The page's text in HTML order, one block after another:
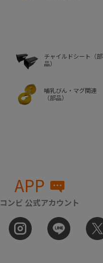
チャイルドシート（部
品）
哺乳びん・マグ関連
（部品）
APP
コンビ 公式アカウント